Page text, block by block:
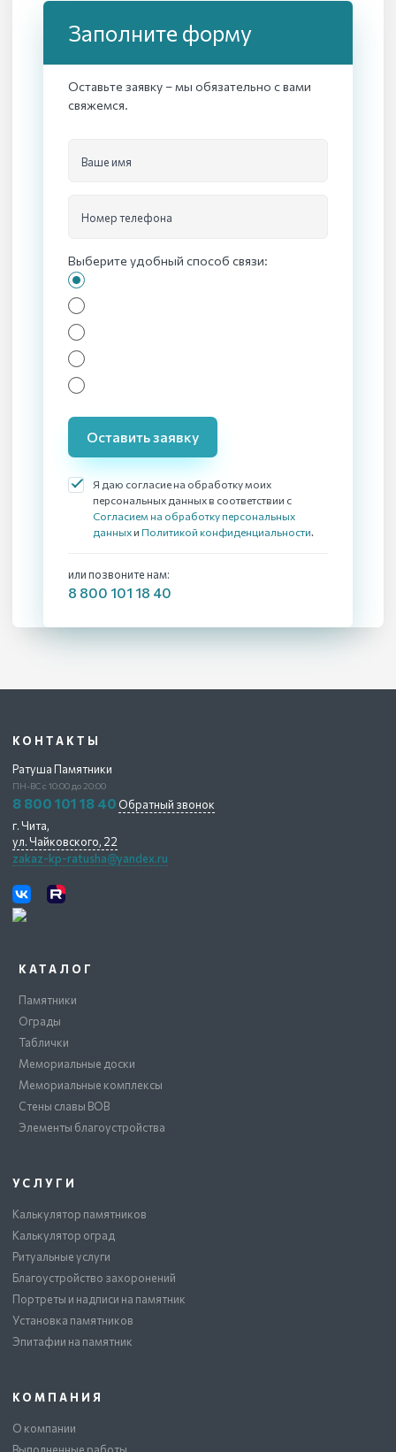
Заполните форму
Оставьте заявку – мы обязательно с вами
свяжемся.
Ваше имя
Номер телефона
Выберите удобный способ связи:
Оставить заявку
Я даю согласие на обработку моих
персональных данных в соответствии с
Согласием на обработку персональных
данных и Политикой конфиденциальности.
или позвоните нам:
8 800 101 18 40
КАТАЛОГ
Памятники
Ограды
Таблички
Мемориальные доски
Мемориальные комплексы
Стены славы ВОВ
Элементы благоустройства
УСЛУГИ
Калькулятор памятников
Калькулятор оград
Ритуальные услуги
Благоустройство захоронений
Портреты и надписи на памятник
Установка памятников
Эпитафии на памятник
КОМПАНИЯ
О компании
КОНТАКТЫ
Ратуша Памятники
ПН-ВС с 10:00 до 20:00
8 800 101 18 40 Обратный звонок
г. Чита,
ул. Чайковского, 22
zakaz-kp-ratusha@yandex.ru